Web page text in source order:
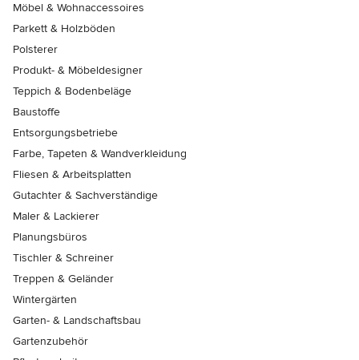
Möbel & Wohnaccessoires
Parkett & Holzböden
Polsterer
Produkt- & Möbeldesigner
Teppich & Bodenbeläge
Baustoffe
Entsorgungsbetriebe
Farbe, Tapeten & Wandverkleidung
Fliesen & Arbeitsplatten
Gutachter & Sachverständige
Maler & Lackierer
Planungsbüros
Tischler & Schreiner
Treppen & Geländer
Wintergärten
Garten- & Landschaftsbau
Gartenzubehör